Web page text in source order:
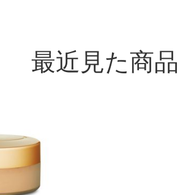
スメのレビューを書いて
様は、
ミ投稿すると1 商品に
最近見た商品